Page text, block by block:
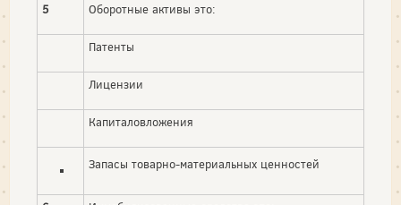
5 Оборотные активы это:
Патенты
Лицензии
Капиталовложения
Запасы товарно-материальных ценностей